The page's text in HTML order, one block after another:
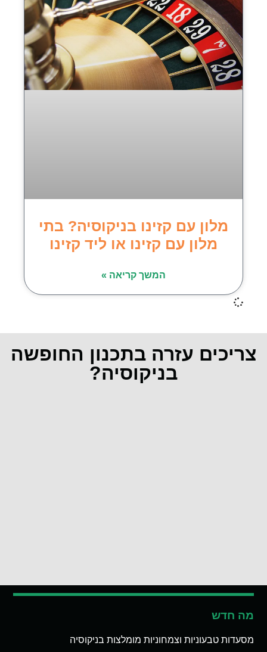
מלון עם קזינו בניקוסיה? בתי
מלון עם קזינו או ליד קזינו
המשך קריאה »
צריכים עזרה בתכנון החופשה
בניקוסיה?
מה חדש
מסעדות טבעוניות וצמחוניות מומלצות בניקוסיה